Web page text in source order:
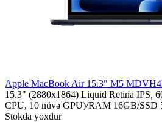
Apple MacBook Air 15.3" M5
15.3" (2880x1864) Liquid Retina IPS,
CPU, 10 nüvə GPU)/RAM 16GB/SSD
Stokda yoxdur